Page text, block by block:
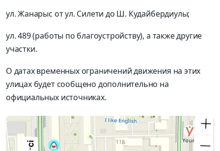
ул. Жанарыс от ул. Силети до Ш. Кудайбердиулы;
ул. 489 (работы по благоустройству), а также другие
участки.
О датах временных ограничений движения на этих
улицах будет сообщено дополнительно на
официальных источниках.